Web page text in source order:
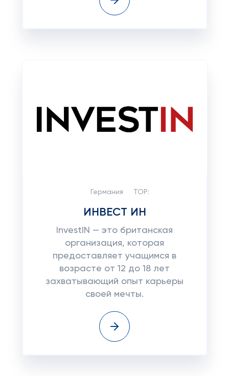
Германия TOP:
ИНВЕСТ ИН
InvestIN — это британская
организация, которая
предоставляет учащимся в
возрасте от 12 до 18 лет
захватывающий опыт карьеры
своей мечты.